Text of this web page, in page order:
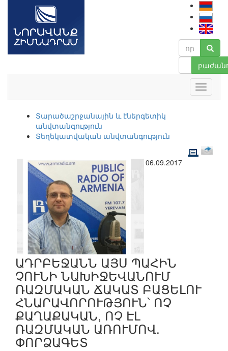
Տարածաշրջանային և էներգետիկ
անվտանգություն
Տեղեկատվական անվտանգություն
06.09.2017
ԱԴՐԲԵՋԱՆՆ ԱՅՍ ՊԱՀԻՆ
ՉՈՒՆԻ ՆԱԽԻՋԵՎԱՆՈՒՄ
ՌԱԶՄԱԿԱՆ ՃԱԿԱՏ ԲԱՑԵԼՈՒ
ՀՆԱՐԱՎՈՐՈՒԹՅՈՒՆ՝ ՈՉ
ՔԱՂԱՔԱԿԱՆ, ՈՉ ԷԼ
ՌԱԶՄԱԿԱՆ ԱՌՈՒՄՈՎ.
ՓՈՐՁԱԳԵՏ